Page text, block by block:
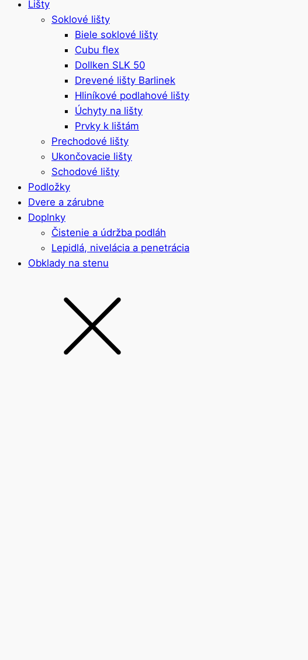
Lišty
Soklové lišty
Biele soklové lišty
Cubu flex
Dollken SLK 50
Drevené lišty Barlinek
Hliníkové podlahové lišty
Úchyty na lišty
Prvky k lištám
Prechodové lišty
Ukončovacie lišty
Schodové lišty
Podložky
Dvere a zárubne
Doplnky
Čistenie a údržba podláh
Lepidlá, nivelácia a penetrácia
Obklady na stenu